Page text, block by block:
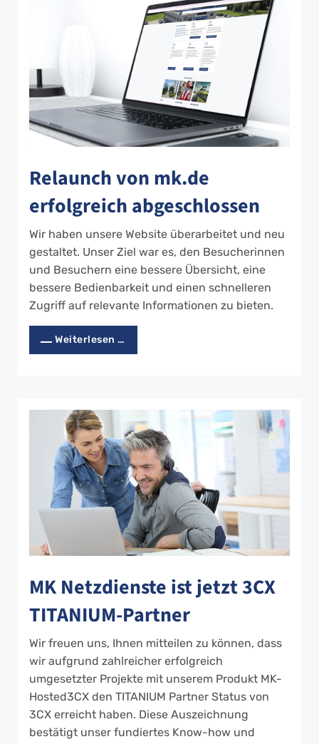
Relaunch von mk.de
erfolgreich abgeschlossen
Wir haben unsere Website überarbeitet und neu
gestaltet. Unser Ziel war es, den Besucherinnen
und Besuchern eine bessere Übersicht, eine
bessere Bedienbarkeit und einen schnelleren
Zugriff auf relevante Informationen zu bieten.
Weiterlesen …
MK Netzdienste ist jetzt 3CX
TITANIUM-Partner
Wir freuen uns, Ihnen mitteilen zu können, dass
wir aufgrund zahlreicher erfolgreich
umgesetzter Projekte mit unserem Produkt MK-
Hosted3CX den TITANIUM Partner Status von
3CX erreicht haben. Diese Auszeichnung
bestätigt unser fundiertes Know-how und